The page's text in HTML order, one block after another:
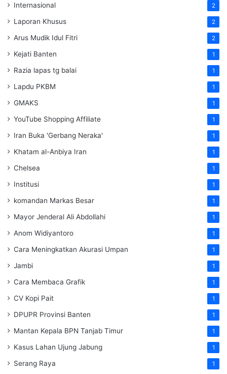
Internasional 2
Laporan Khusus 2
Arus Mudik Idul Fitri 2
Kejati Banten 1
Razia lapas tg balai 1
Lapdu PKBM 1
GMAKS 1
YouTube Shopping Affiliate 1
Iran Buka 'Gerbang Neraka' 1
Khatam al-Anbiya Iran 1
Chelsea 1
Institusi 1
komandan Markas Besar 1
Mayor Jenderal Ali Abdollahi 1
Anom Widiyantoro 1
Cara Meningkatkan Akurasi Umpan 1
Jambi 1
Cara Membaca Grafik 1
CV Kopi Pait 1
DPUPR Provinsi Banten 1
Mantan Kepala BPN Tanjab Timur 1
Kasus Lahan Ujung Jabung 1
Serang Raya 1